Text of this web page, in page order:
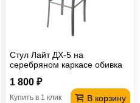
Стул Лайт ДХ-5 на
серебряном каркасе обивка
1 800 ₽
В корзину
Купить в 1 клик